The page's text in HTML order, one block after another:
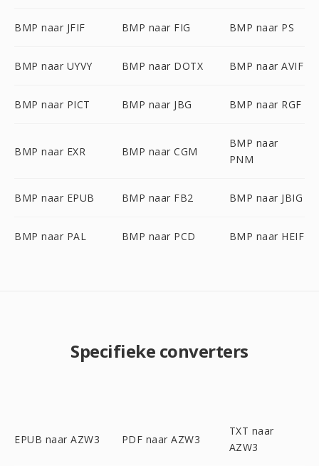
BMP naar JFIF BMP naar FIG BMP naar PS
BMP naar UYVY BMP naar DOTX BMP naar AVIF
BMP naar PICT BMP naar JBG BMP naar RGF
BMP naar EXR BMP naar CGM
BMP naar
PNM
BMP naar EPUB BMP naar FB2 BMP naar JBIG
BMP naar PAL BMP naar PCD BMP naar HEIF
Specifieke converters
EPUB naar AZW3 PDF naar AZW3
TXT naar
AZW3